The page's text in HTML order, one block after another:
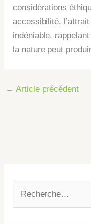
considérations
accessibilité,
indéniable,
la nature peut
← Article précédent
e